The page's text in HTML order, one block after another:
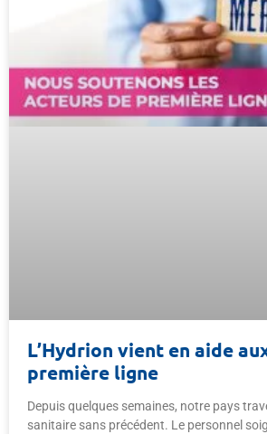
L’Hydrion vient en aide
première ligne
Depuis quelques semaines, notre pays
sanitaire sans précédent. Le personnel